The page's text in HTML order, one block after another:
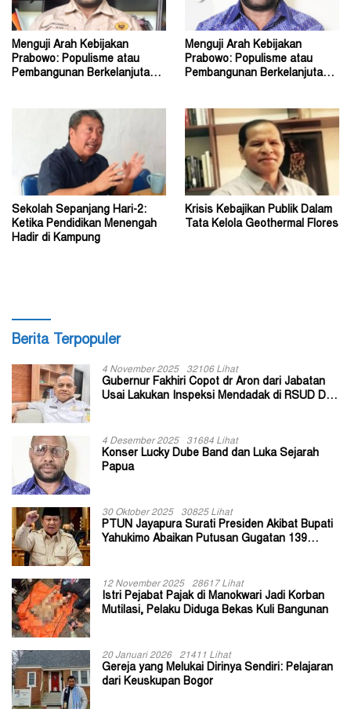
Menguji Arah Kebijakan
Prabowo: Populisme atau
Pembangunan Berkelanjutan?
Menguji Arah Kebijakan
Prabowo: Populisme atau
Pembangunan Berkelanjutan?
Sekolah Sepanjang Hari-2:
Ketika Pendidikan Menengah
Hadir di Kampung
Krisis Kebajikan Publik Dalam
Tata Kelola Geothermal Flores
Berita Terpopuler
4 November 2025 32106 Lihat
Gubernur Fakhiri Copot dr Aron dari Jabatan
Usai Lakukan Inspeksi Mendadak di RSUD Dok
4 Desember 2025 31684 Lihat
Konser Lucky Dube Band dan Luka Sejarah
Papua
30 Oktober 2025 30825 Lihat
PTUN Jayapura Surati Presiden Akibat Bupati
Yahukimo Abaikan Putusan Gugatan 139
12 November 2025 28617 Lihat
Istri Pejabat Pajak di Manokwari Jadi Korban
Mutilasi, Pelaku Diduga Bekas Kuli Bangunan
20 Januari 2026 21411 Lihat
Gereja yang Melukai Dirinya Sendiri: Pelajaran
dari Keuskupan Bogor